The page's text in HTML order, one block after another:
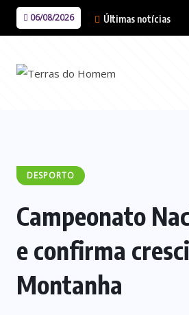
06/08/2026 Últimas notícias
DESPORTO
Campeonato
e confirma
Montanha